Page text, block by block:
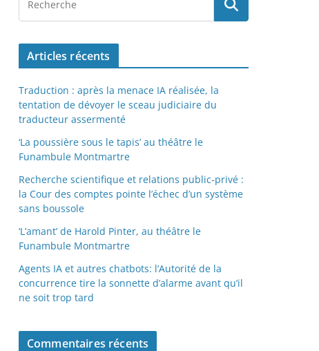
Articles récents
Traduction : après la menace IA réalisée, la
tentation de dévoyer le sceau judiciaire du
traducteur assermenté
‘La poussière sous le tapis’ au théâtre le
Funambule Montmartre
Recherche scientifique et relations public-privé :
la Cour des comptes pointe l’échec d’un système
sans boussole
‘L’amant’ de Harold Pinter, au théâtre le
Funambule Montmartre
Agents IA et autres chatbots: l’Autorité de la
concurrence tire la sonnette d’alarme avant qu’il
ne soit trop tard
Commentaires récents